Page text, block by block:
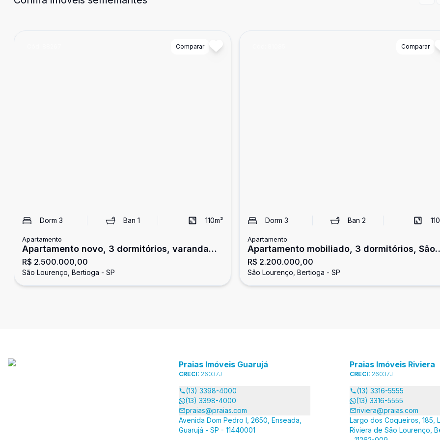
Comparar
Dorm 3 Ban 1 110m²
Apartamento
Apartamento novo, 3 dormitórios, varanda
gourmet, São Lourenço
R$ 2.500.000,00
São Lourenço, Bertioga - SP
Comparar
Dorm 3 Ban 2 110
Apartamento
Apartamento mobiliado, 3 dormitórios, São
Lourenço
R$ 2.200.000,00
São Lourenço, Bertioga - SP
Praias Imóveis Guarujá
CRECI: 26037J
(13) 3398-4000
(13) 3398-4000
praias@praias.com
Avenida Dom Pedro I, 2650, Enseada,
Guarujá - SP - 11440001
Praias Imóveis Riviera
CRECI: 26037J
(13) 3316-5555
(13) 3316-5555
riviera@praias.com
Largo dos Coqueiros, 185,
Riviera de São Lourenço,